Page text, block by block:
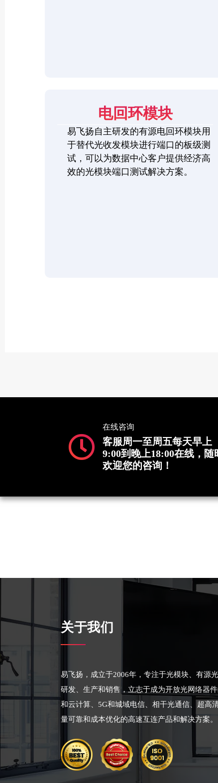
电回环模块
易飞扬自主研发的有源电回环模块用
于替代光收发模块进行端口的板级测
试，可以为数据中心客户提供经济高
效的光模块端口测试解决方案。
在线咨询
客服周一至周五每天早上
9:00到晚上18:00在线，随
欢迎您的咨询！
关于我们
易飞扬，成立于2006年，专注于光模块、有源
研发、生产和销售，立志于成为开放光网络器
和云计算、5G和城域电信、相干光通信、超高
量可靠和成本优化的高速互连产品和解决方案。